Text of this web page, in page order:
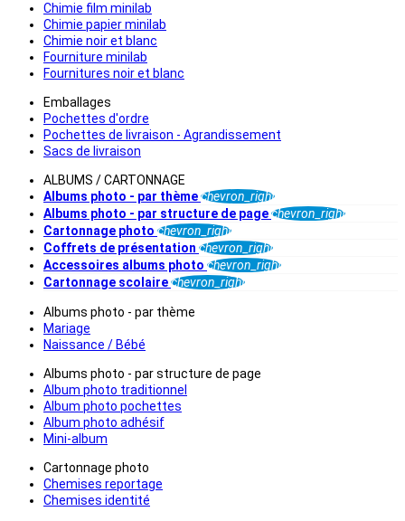
Chimie film minilab
Chimie papier minilab
Chimie noir et blanc
Fourniture minilab
Fournitures noir et blanc
Emballages
Pochettes d'ordre
Pochettes de livraison - Agrandissement
Sacs de livraison
ALBUMS / CARTONNAGE
Albums photo - par thèmechevron_right
Albums photo - par structure de pagechevron_right
Cartonnage photo chevron_right
Coffrets de présentation chevron_right
Accessoires albums photo chevron_right
Cartonnage scolairechevron_right
Albums photo - par thème
Mariage
Naissance / Bébé
Albums photo - par structure de page
Album photo traditionnel
Album photo pochettes
Album photo adhésif
Mini-album
Cartonnage photo
Chemises reportage
Chemises identité